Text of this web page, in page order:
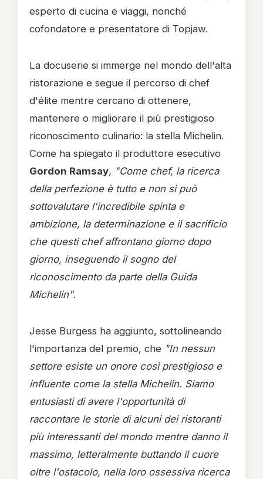
esperto di cucina e viaggi, nonché
cofondatore e presentatore di Topjaw.
La docuserie si immerge nel mondo dell'alta
ristorazione e segue il percorso di chef
d'élite mentre cercano di ottenere,
mantenere o migliorare il più prestigioso
riconoscimento culinario: la stella Michelin.
Come ha spiegato il produttore esecutivo
Gordon Ramsay, "Come chef, la ricerca
della perfezione è tutto e non si può
sottovalutare l'incredibile spinta e
ambizione, la determinazione e il sacrificio
che questi chef affrontano giorno dopo
giorno, inseguendo il sogno del
riconoscimento da parte della Guida
Michelin".
Jesse Burgess ha aggiunto, sottolineando
l'importanza del premio, che "In nessun
settore esiste un onore così prestigioso e
influente come la stella Michelin. Siamo
entusiasti di avere l'opportunità di
raccontare le storie di alcuni dei ristoranti
più interessanti del mondo mentre danno il
massimo, letteralmente buttando il cuore
oltre l'ostacolo, nella loro ossessiva ricerca